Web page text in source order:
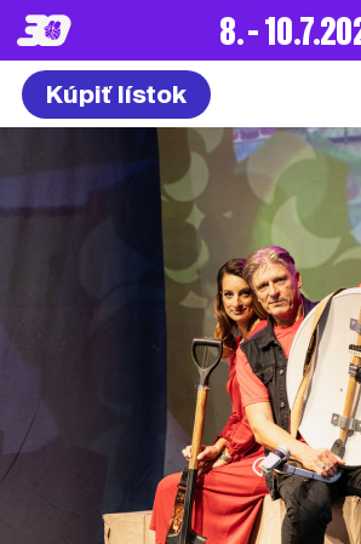
8. –
Kúpiť lístok